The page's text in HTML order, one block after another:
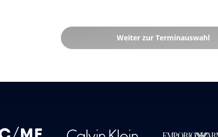
Weiter zur Terminauswahl